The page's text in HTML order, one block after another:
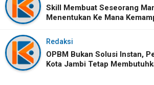
Skill Membuat Seseorang
Menentukan Ke Mana
Redaksi
OPBM Bukan Solusi Instan,
Kota Jambi Tetap